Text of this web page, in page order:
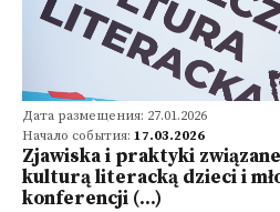
Дата размещения: 27.01.2026
Начало события: 17.03.2026
Zjawiska i praktyki
kulturą literacką dzieci i
konferencji (...)